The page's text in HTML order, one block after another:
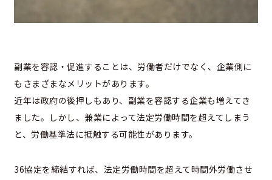
副業を容認・促進することは、労働者だけでなく、企業側に
もさまざまなメリットがあります。
近年は政府の後押しもあり、副業を容認する企業も増えてき
ました。しかし、兼業によって法定労働時間を超えてしまう
と、労働基準法に抵触する可能性があります。
36協定を締結すれば、法定労働時間を超えて時間外労働させ